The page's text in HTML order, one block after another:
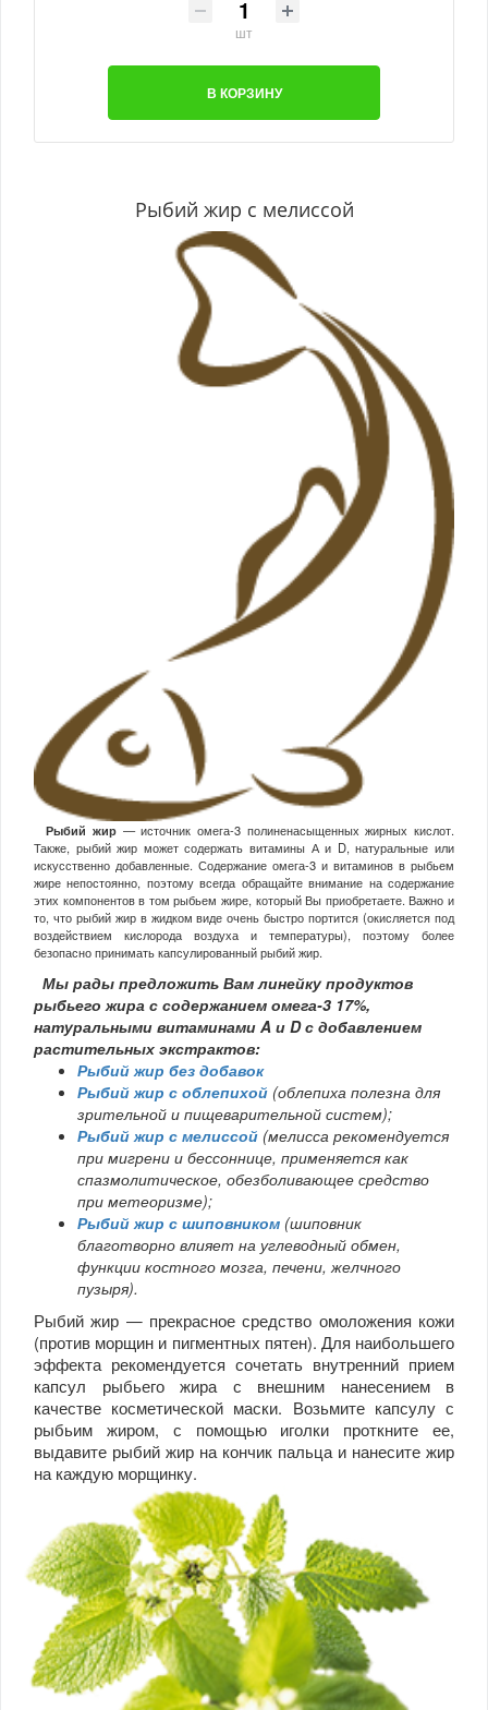
шт
В КОРЗИНУ
Рыбий жир с мелиссой
Рыбий жир — источник омега-3 полиненасыщенных жирных кислот.
Также, рыбий жир может содержать витамины А и D, натуральные или
искусственно добавленные. Содержание омега-3 и витаминов в рыбьем
жире непостоянно, поэтому всегда обращайте внимание на содержание
этих компонентов в том рыбьем жире, который Вы приобретаете. Важно и
то, что рыбий жир в жидком виде очень быстро портится (окисляется под
воздействием кислорода воздуха и температуры), поэтому более
безопасно принимать капсулированный рыбий жир.
Мы рады предложить Вам линейку продуктов
рыбьего жира с содержанием омега-3 17%,
натуральными витаминами A и D с добавлением
растительных экстрактов:
Рыбий жир без добавок
Рыбий жир с облепихой (облепиха полезна для
зрительной и пищеварительной систем);
Рыбий жир с мелиссой (мелисса рекомендуется
при мигрени и бессоннице, применяется как
спазмолитическое, обезболивающее средство
при метеоризме);
Рыбий жир с шиповником (шиповник
благотворно влияет на углеводный обмен,
функции костного мозга, печени, желчного
пузыря).
Рыбий жир — прекрасное средство омоложения кожи
(против морщин и пигментных пятен). Для наибольшего
эффекта рекомендуется сочетать внутренний прием
капсул рыбьего жира с внешним нанесением в
качестве косметической маски. Возьмите капсулу с
рыбьим жиром, с помощью иголки проткните ее,
выдавите рыбий жир на кончик пальца и нанесите жир
на каждую морщинку.